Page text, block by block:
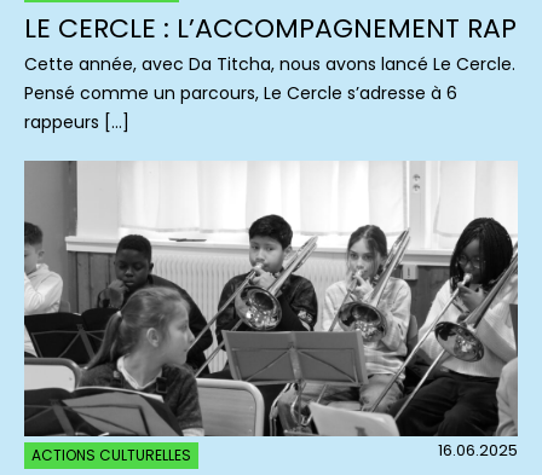
LE CERCLE : L’ACCOMPAGNEMENT RAP
Cette année, avec Da Titcha, nous avons lancé Le Cercle.
Pensé comme un parcours, Le Cercle s’adresse à 6
rappeurs […]
ACTIONS CULTURELLES 16.06.2025